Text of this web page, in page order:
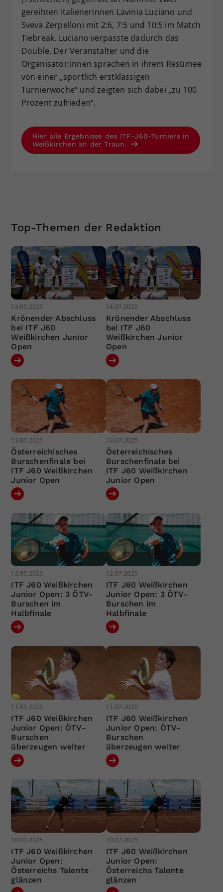
gereihten Italienerinnen Lavinia Luciano und
Sveva Zerpelloni mit 2:6, 7:5 und 10:5 im Match
Tiebreak. Luciano verpasste dadurch das
Double. Der Veranstalter und die
Organisator:innen sprachen in ihrem Resümee
von einer „sportlich erstklassigen
Turnierwoche“ und zeigten sich dabei „zu 100
Prozent zufrieden“.
Hier alle Ergebnisse des ITF-J60-Turniers in
Weißkirchen an der Traun.
Top-Themen der Redaktion
14.07.2025
Krönender Abschluss
bei ITF J60
Weißkirchen Junior
Open
14.07.2025
Krönender Abschluss
bei ITF J60
Weißkirchen Junior
Open
13.07.2025
Österreichisches
Burschenfinale bei
ITF J60 Weißkirchen
Junior Open
13.07.2025
Österreichisches
Burschenfinale bei
ITF J60 Weißkirchen
Junior Open
12.07.2025
ITF J60 Weißkirchen
Junior Open: 3 ÖTV-
Burschen im
Halbfinale
12.07.2025
ITF J60 Weißkirchen
Junior Open: 3 ÖTV-
Burschen im
Halbfinale
11.07.2025
ITF J60 Weißkirchen
Junior Open: ÖTV-
Burschen
überzeugen weiter
11.07.2025
ITF J60 Weißkirchen
Junior Open: ÖTV-
Burschen
überzeugen weiter
10.07.2025
ITF J60 Weißkirchen
Junior Open:
Österreichs Talente
glänzen
10.07.2025
ITF J60 Weißkirchen
Junior Open:
Österreichs Talente
glänzen